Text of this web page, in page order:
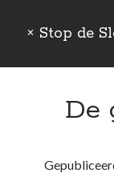
× Stop de
Zijbalk
MededogenDe